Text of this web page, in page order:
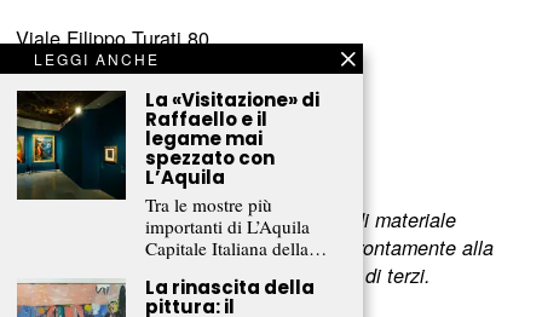
Viale Filippo Turati 80
c/o Castelnovo
23900 Lecco (LC)
www.fascinointellettuali.it
info[at]fascinointellettuali.it
Per segnalare eventuali errori nell’uso di materiale
scriveteci e provvederemo prontamente alla
rimozione del materiale lesivo dei diritti di terzi.
LEGGI ANCHE
La «Visitazione» di
Raffaello e il
legame mai
spezzato con
L’Aquila
Tra le mostre più
importanti di L’Aquila
Capitale Italiana della…
La rinascita della
pittura: il